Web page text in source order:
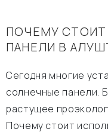
ПОЧЕМУ
ПАНЕЛИ В
Сегодня многие
солнечные панели.
растущее
Почему стоит